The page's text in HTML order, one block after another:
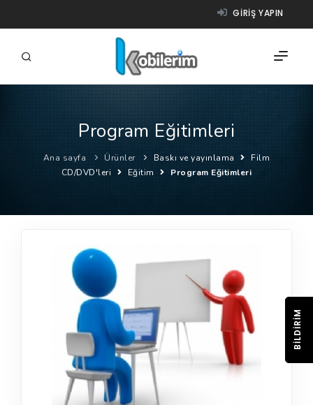
GIRIŞ YAPIN
FIRMALAR
ÜRÜNLER
NASIL ÇALIŞIR?
Program Eğitimleri
Ana sayfa Ürünler Baskı ve yayınlama
Film
CD/DVD'leri
Eğitim Program Eğitimleri
BILDIRIM